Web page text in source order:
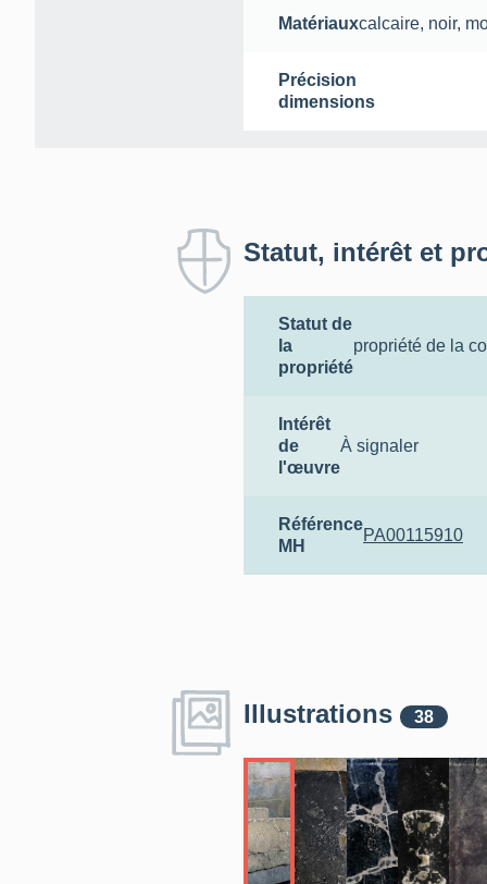
Matériauxcalcaire, noir,
Précision
dimensions
Statut, intérêt et
Statut de
la
propriété
propriété de la
Intérêt
de
l'œuvre
À signaler
Référence
MH
PA00115910
Illustrations 38